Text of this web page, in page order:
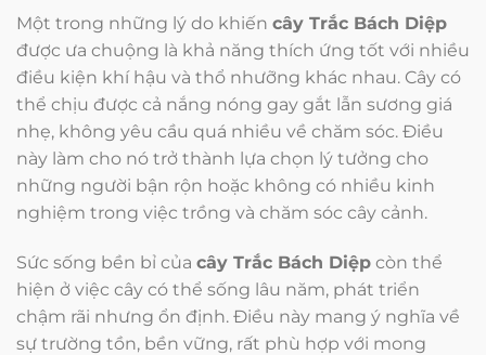
Một trong những lý do khiến cây Trắc Bách Diệp
được ưa chuộng là khả năng thích ứng tốt với nhiều
điều kiện khí hậu và thổ nhưỡng khác nhau. Cây có
thể chịu được cả nắng nóng gay gắt lẫn sương giá
nhẹ, không yêu cầu quá nhiều về chăm sóc. Điều
này làm cho nó trở thành lựa chọn lý tưởng cho
những người bận rộn hoặc không có nhiều kinh
nghiệm trong việc trồng và chăm sóc cây cảnh.
Sức sống bền bỉ của cây Trắc Bách Diệp còn thể
hiện ở việc cây có thể sống lâu năm, phát triển
chậm rãi nhưng ổn định. Điều này mang ý nghĩa về
sự trường tồn, bền vững, rất phù hợp với mong